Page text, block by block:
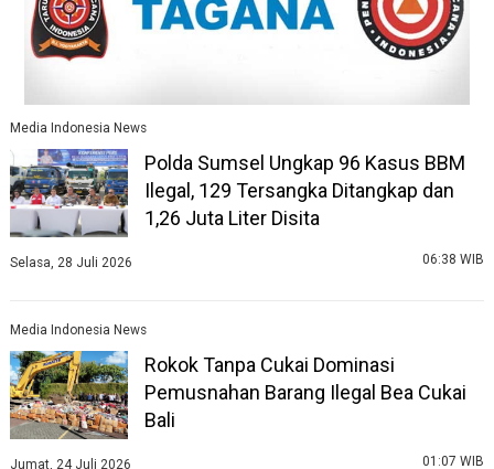
Media Indonesia News
Polda Sumsel Ungkap 96 Kasus BBM
Ilegal, 129 Tersangka Ditangkap dan
1,26 Juta Liter Disita
Selasa, 28 Juli 2026 06:38 WIB
Media Indonesia News
Rokok Tanpa Cukai Dominasi
Pemusnahan Barang Ilegal Bea Cukai
Bali
Jumat, 24 Juli 2026 01:07 WIB